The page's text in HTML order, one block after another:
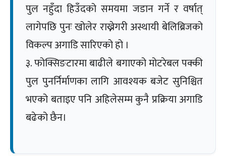
पुल नहुँदा हिउँदको समयमा जडान गर्ने र वर्षात्
लागेपछि पुनः खोलेर राख्नेगरी अस्थायी बेलिब्रिजको
विकल्प अगाडि सारिएको हो ।
३. फोक्सिङटारमा बाढीले बगाएको मोटरेबल पक्की
पुल पुनर्निर्माणका लागि आवश्यक बजेट सुनिश्चित
भएको बताइए पनि अहिलेसम्म कुनै प्रक्रिया अगाडि
बढेको छैन।